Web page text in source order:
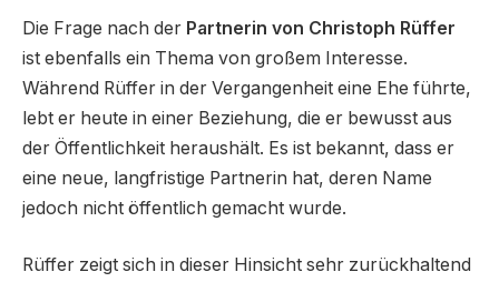
Die Frage nach der Partnerin von Christoph Rüffer
ist ebenfalls ein Thema von großem Interesse.
Während Rüffer in der Vergangenheit eine Ehe führte,
lebt er heute in einer Beziehung, die er bewusst aus
der Öffentlichkeit heraushält. Es ist bekannt, dass er
eine neue, langfristige Partnerin hat, deren Name
jedoch nicht öffentlich gemacht wurde.
Rüffer zeigt sich in dieser Hinsicht sehr zurückhaltend